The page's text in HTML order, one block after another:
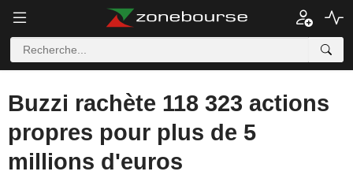
Buzzi rachète 118 323 actions
propres pour plus de 5
millions d'euros